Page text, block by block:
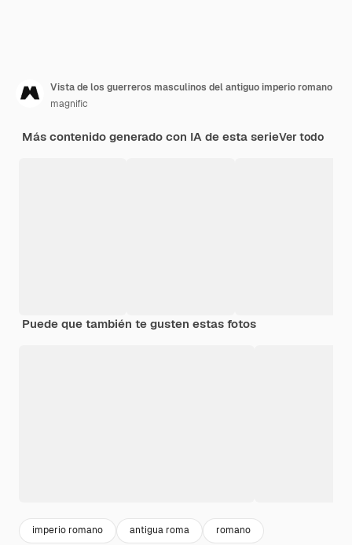
Vista de los guerreros masculinos del antiguo imperio romano
magnific
Más contenido generado con IA de esta serieVer todo
Puede que también te gusten estas fotos
imperio romano antigua roma romano